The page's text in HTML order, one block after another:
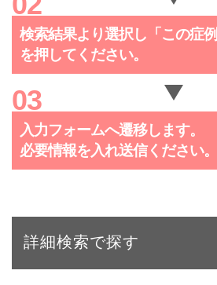
検索結果より選択し「この症例
を押してください。
入力フォームへ遷移します。
必要情報を入れ送信ください。
詳細検索で探す